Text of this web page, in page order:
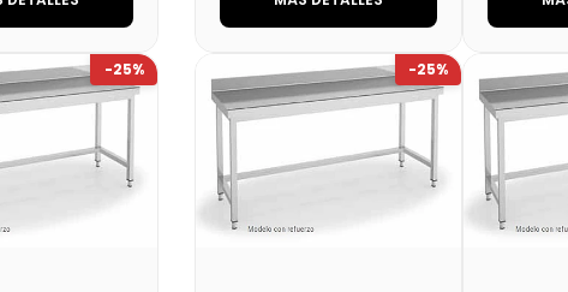
Cargando…
(+21%)
DisponibilidadCargando…
Precio final (+21%)
Precio
-25% -25%